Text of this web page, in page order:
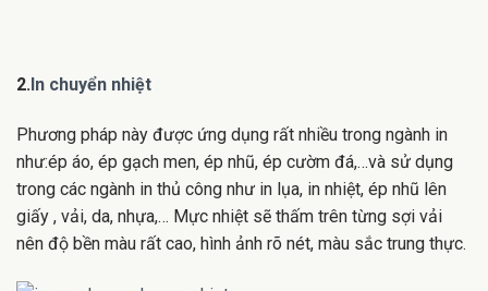
2. In chuyển nhiệt
Phương pháp này được ứng dụng rất nhiều trong ngành in
như:ép áo, ép gạch men, ép nhũ, ép cườm đá,…và sử dụng
trong các ngành in thủ công như in lụa, in nhiệt, ép nhũ lên
giấy , vải, da, nhựa,… Mực nhiệt sẽ thấm trên từng sợi vải
nên độ bền màu rất cao, hình ảnh rõ nét, màu sắc trung thực.